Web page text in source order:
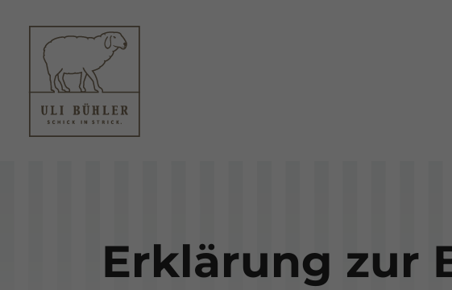
Erklärung zur